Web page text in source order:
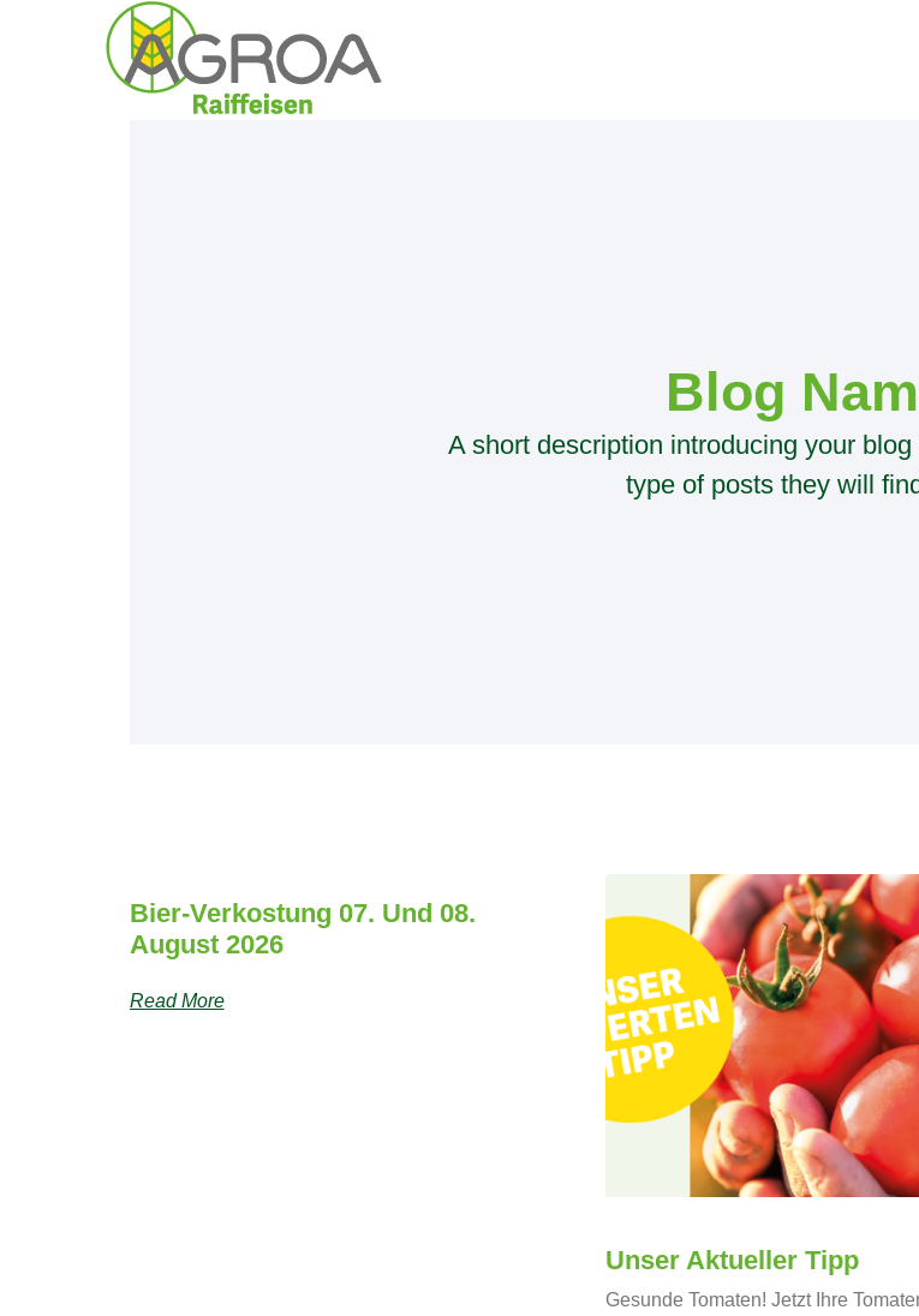
Blog
A short description introducing your
type of posts they will
Bier-Verkostung 07. Und 08.
August 2026
Read More
Unser Aktueller Tipp
Gesunde Tomaten! Jetzt Ihre